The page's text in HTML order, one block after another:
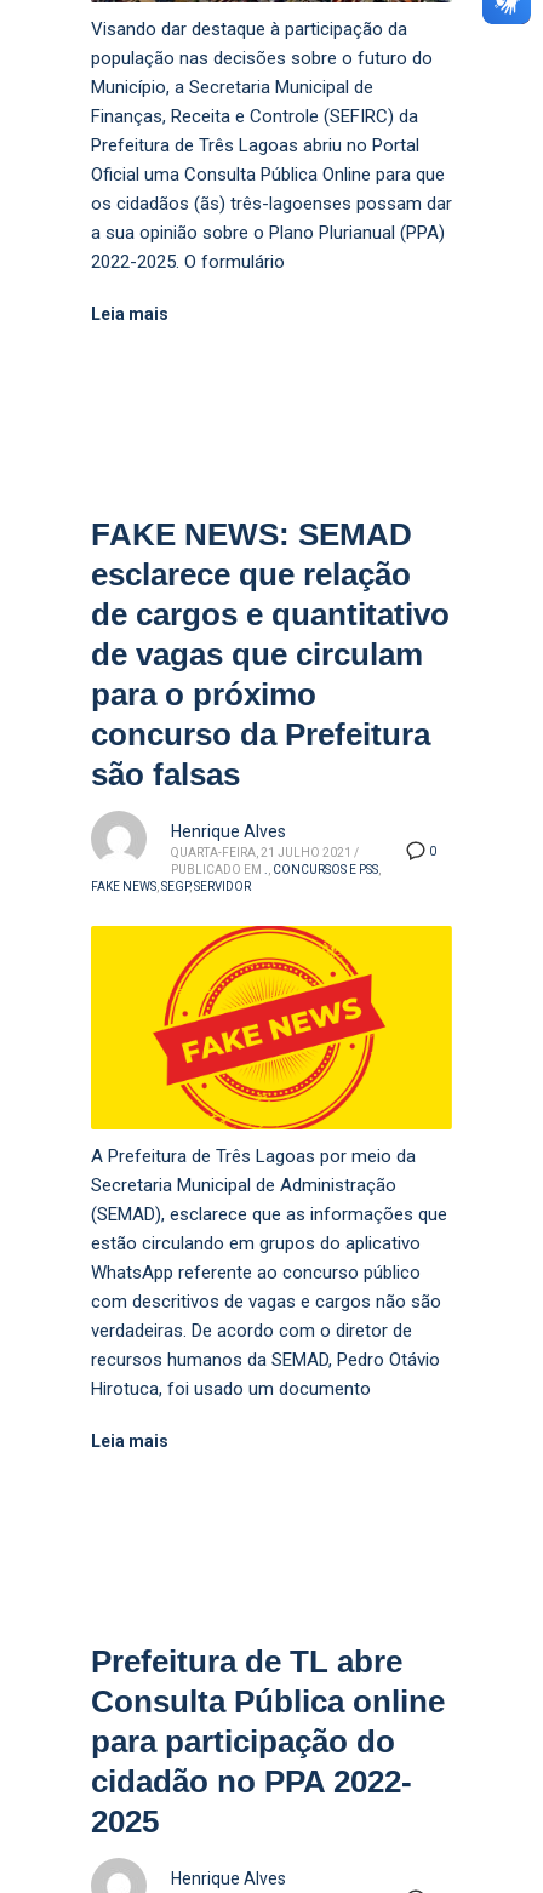
Visando dar destaque à participação da
população nas decisões sobre o futuro do
Município, a Secretaria Municipal de
Finanças, Receita e Controle (SEFIRC) da
Prefeitura de Três Lagoas abriu no Portal
Oficial uma Consulta Pública Online para que
os cidadãos (ãs) três-lagoenses possam dar
a sua opinião sobre o Plano Plurianual (PPA)
2022-2025. O formulário
Leia mais
FAKE NEWS: SEMAD
esclarece que relação
de cargos e quantitativo
de vagas que circulam
para o próximo
concurso da Prefeitura
são falsas
0
Henrique Alves
QUARTA-FEIRA, 21 JULHO 2021 /
PUBLICADO EM
CONCURSOS E PSS
FAKE NEWS SEGP,SERVIDOR
A Prefeitura de Três Lagoas por meio da
Secretaria Municipal de Administração
(SEMAD), esclarece que as informações que
estão circulando em grupos do aplicativo
WhatsApp referente ao concurso público
com descritivos de vagas e cargos não são
verdadeiras. De acordo com o diretor de
recursos humanos da SEMAD, Pedro Otávio
Hirotuca, foi usado um documento
Leia mais
Prefeitura de TL abre
Consulta Pública online
para participação do
cidadão no PPA 2022-
2025
Henrique Alves